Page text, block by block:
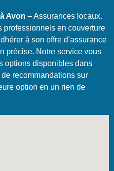
Avon – Assurances locaux.
professionnels en couverture
à son offre d’assurance
précise. Notre service vous
options disponibles dans
recommandations sur
option en un rien de